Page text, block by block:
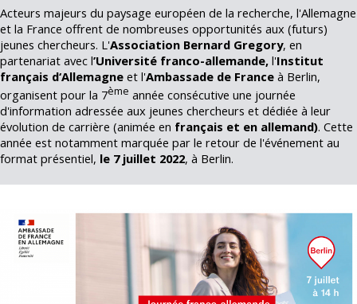
Acteurs majeurs du paysage européen de la recherche, l'Allemagne
et la France offrent de nombreuses opportunités aux (futurs)
jeunes chercheurs. L'Association Bernard Gregory, en
partenariat avec l’Université franco-allemande, l'Institut
français d‘Allemagne et l'Ambassade de France à Berlin,
organisent pour la 7ème année consécutive une journée
d'information adressée aux jeunes chercheurs et dédiée à leur
évolution de carrière (animée en français et en allemand). Cette
année est notamment marquée par le retour de l'événement au
format présentiel, le 7 juillet 2022, à Berlin.